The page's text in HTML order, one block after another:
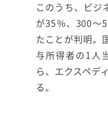
このうち、ビジ
が35％、300～
たことが判明。
与所得者の1人
ら、エクスペデ
る。